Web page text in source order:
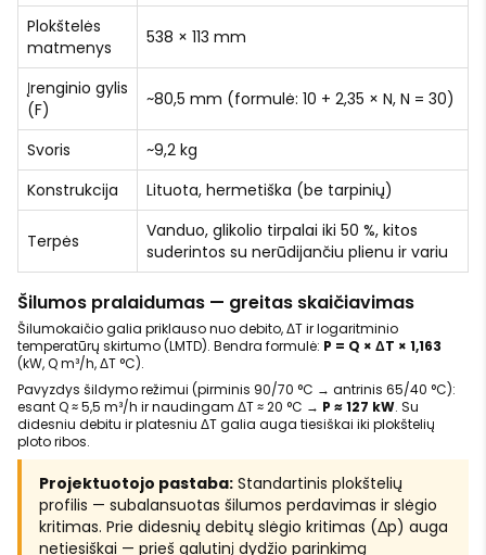
Plokštelės
matmenys
538 × 113 mm
Įrenginio gylis
(F)
~80,5 mm (formulė: 10 + 2,35 × N, N = 30)
Svoris
~9,2 kg
Konstrukcija
Lituota, hermetiška (be tarpinių)
Terpės
Vanduo, glikolio tirpalai iki 50 %, kitos
suderintos su nerūdijančiu plienu ir variu
Šilumos pralaidumas — greitas skaičiavimas
Šilumokaičio galia priklauso nuo debito, ΔT ir logaritminio
temperatūrų skirtumo (LMTD). Bendra formulė: P = Q × ΔT × 1,163
(kW, Q m³/h, ΔT °C).
Pavyzdys šildymo režimui (pirminis 90/70 °C → antrinis 65/40 °C):
esant Q ≈ 5,5 m³/h ir naudingam ΔT ≈ 20 °C → P ≈ 127 kW. Su
didesniu debitu ir platesniu ΔT galia auga tiesiškai iki plokštelių
ploto ribos.
Projektuotojo pastaba: Standartinis plokštelių
profilis — subalansuotas šilumos perdavimas ir slėgio
kritimas. Prie didesnių debitų slėgio kritimas (Δp) auga
netiesiškai — prieš galutinį dydžio parinkimą